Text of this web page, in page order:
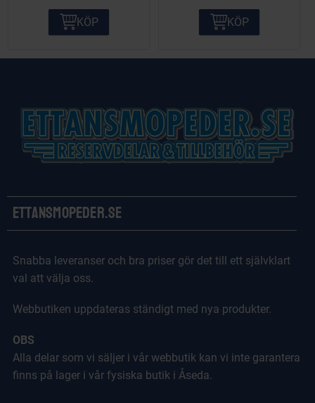
KÖP KÖP
Ettansmopeder.se
Snabba leveranser och bra priser gör det till ett självklart
val att välja oss.
Webbutiken uppdateras ständigt med nya produkter.
OBS
Alla delar som vi säljer i vår webbutik kan vi inte garantera
finns på lager i vår fysiska butik i Åseda.